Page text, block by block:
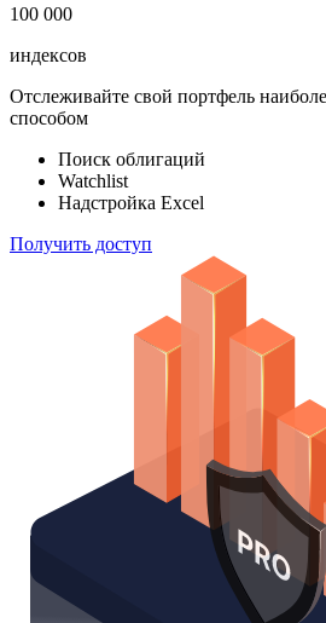
183 824
ETF & Funds
100 000
Отслеживайте свой портфель
способом
Поиск облигаций
Надстройка Excel
Получить доступ